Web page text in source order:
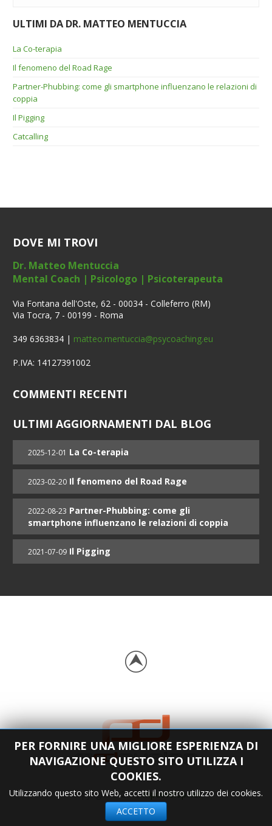
ULTIMI DA DR. MATTEO MENTUCCIA
La Co-terapia
Il fenomeno del Road Rage
Partner-Phubbing: come gli smartphone influenzano le relazioni di
coppia
Il Pigging
Catcalling
DOVE MI TROVI
Dr. Matteo Mentuccia
Mental Coach | Psicologo | Psicoterapeuta
Via Fontana dell'Oste, 62 - 00034 - Colleferro (RM)
Via Tocra, 7 - 00199 - Roma
349 6363834 | matteo.mentuccia@psycoaching.eu
P.IVA: 14127391002
COMMENTI RECENTI
ULTIMI AGGIORNAMENTI DAL BLOG
2025-12-01 La Co-terapia
2023-02-20 Il fenomeno del Road Rage
2022-08-23 Partner-Phubbing: come gli
smartphone influenzano le relazioni di coppia
2021-07-09 Il Pigging
Copyright © 2018mpdevelop.net
PER FORNIRE UNA MIGLIORE ESPERIENZA DI
NAVIGAZIONE QUESTO SITO UTILIZZA I
COOKIES.
Utilizzando questo sito Web, accetti il nostro utilizzo dei cookies.
ACCETTO